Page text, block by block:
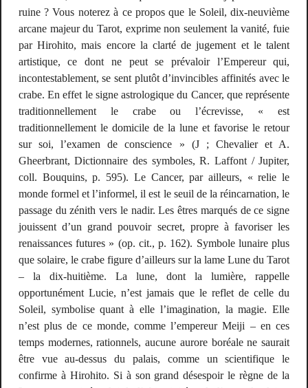
ruine ? Vous noterez à ce propos que le Soleil, dix-neuvième
arcane majeur du Tarot, exprime non seulement la vanité, fuie
par Hirohito, mais encore la clarté de jugement et le talent
artistique, ce dont ne peut se prévaloir l’Empereur qui,
incontestablement, se sent plutôt d’invincibles affinités avec le
crabe. En effet le signe astrologique du Cancer, que représente
traditionnellement le crabe ou l’écrevisse, « est
traditionnellement le domicile de la lune et favorise le retour
sur soi, l’examen de conscience » (J ; Chevalier et A.
Gheerbrant,Dictionnaire des symboles, R. Laffont / Jupiter,
coll. Bouquins, p. 595). Le Cancer, par ailleurs, « relie le
monde formel et l’informel, il est le seuil de la réincarnation, le
passage du zénith vers le nadir. Les êtres marqués de ce signe
jouissent d’un grand pouvoir secret, propre à favoriser les
renaissances futures » (op. cit., p. 162). Symbole lunaire plus
que solaire, le crabe figure d’ailleurs sur la lameLune du Tarot
– la dix-huitième. La lune, dont la lumière, rappelle
opportunément Lucie, n’est jamais que le reflet de celle du
Soleil, symbolise quant à elle l’imagination, la magie. Elle
n’est plus de ce monde, comme l’empereur Meiji – en ces
temps modernes, rationnels, aucune aurore boréale ne saurait
être vue au-dessus du palais, comme un scientifique le
confirme à Hirohito. Si à son grand désespoir le règne de la